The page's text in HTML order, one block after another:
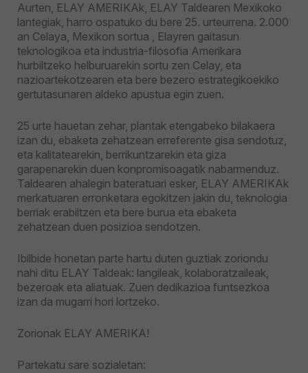
Aurten, ELAY AMERIKAk, ELAY Taldearen Mexikoko
lantegiak, harro ospatuko du bere 25. urteurrena. 2.000
an Celaya, Mexikon sortua , Elayren gaitasun
teknologikoa eta industria-filosofia Amerikara
hurbiltzeko helburuarekin sortu zen Celay, eta
nazioartekotzearen eta bere bezero estrategikoekiko
gertutasunaren aldeko apustua egin zuen.
25 urte hauetan zehar, plantak etengabeko bilakaera
izan du, ebaketa zehatzean erreferente gisa sendotuz,
eta kalitatearekin, berrikuntzarekin eta giza
garapenarekin duen konpromisoagatik nabarmenduz.
Taldearen ahalegin bateratuari esker, ELAY AMERIKAk
merkatuaren erronketara egokitzen jakin du, teknologia
berriak erabiltzen eta bere burua eta ebaketa
zehatzean duen posizioa sendotzen.
Ibilbide honetan parte hartu duten guztiak zoriondu
nahi ditu ELAY Taldeak: langileak, kolaboratzaileak,
bezeroak eta aliatuak. Zuen dedikazioa funtsezkoa
izan da mugarri hori lortzeko.
Zorionak ELAY AMERIKA!
Partekatu sare sozialetan: